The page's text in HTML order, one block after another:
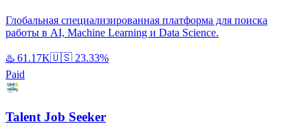
Глобальная специализированная платформа для поиска
работы в AI, Machine Learning и Data Science.
♨️ 61.17K🇺🇸 23.33%
Paid
Talent Job Seeker